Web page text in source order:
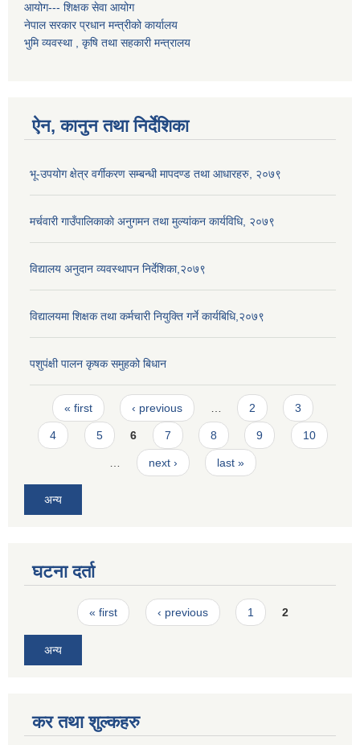
आयोग--- शिक्षक सेवा आयोग
नेपाल सरकार प्रधान मन्त्रीको कार्यालय
भुमि व्यवस्था , कृषि तथा सहकारी मन्त्रालय
ऐन, कानुन तथा निर्देशिका
भू-उपयोग क्षेत्र वर्गीकरण सम्बन्धी मापदण्ड तथा आधारहरु, २०७९
मर्चवारी गाउँपालिकाकाे अनुगमन तथा मुल्यांकन कार्यविधि, २०७९
विद्यालय अनुदान व्यवस्थापन निर्देशिका,२०७९
विद्यालयमा शिक्षक तथा कर्मचारी नियुक्ति गर्ने कार्यबिधि,२०७९
पशुपंक्षी पालन कृषक समुहको बिधान
Pages
« first ‹ previous 2 3
4 5 6 7 8 9 10
next › last »
अन्य
घटना दर्ता
Pages« first ‹ previous 1 2
अन्य
कर तथा शुल्कहरु